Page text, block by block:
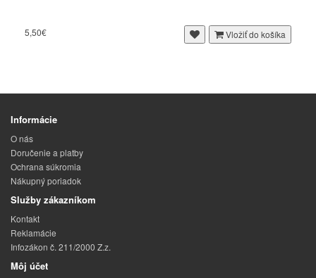
5,50€ Vložiť do košíka
Informácie
O nás
Doručenie a platby
Ochrana súkromia
Nákupný poriadok
Služby zákazníkom
Kontakt
Reklamácie
Infozákon č. 211/2000 Z.z.
Môj účet